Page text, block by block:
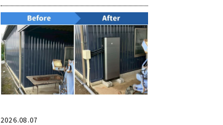
2026.08.07